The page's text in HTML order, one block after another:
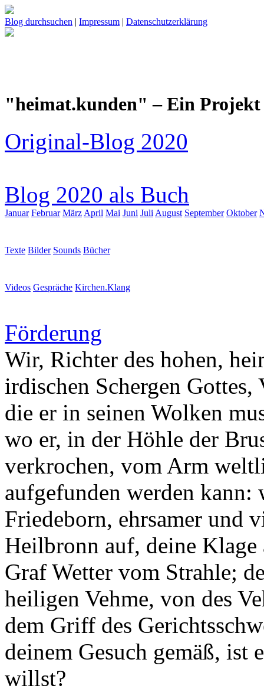
Blog durchsuchen | Impressum | Datenschutzerklärung
"heimat.kunden" – Ein
Original-Blog 2020
Blog 2020 als Buch
Januar Februar März April Mai Juni Juli August September Oktober
Texte Bilder Sounds Bücher
Videos Gespräche Kirchen.Klang
Förderung
Wir, Richter des hohen,
irdischen Schergen
die er in seinen Wolken
wo er, in der Höhle der
verkrochen, vom Arm
aufgefunden werden
Friedeborn, ehrsamer und
Heilbronn auf, deine
Graf Wetter vom Strahle;
heiligen Vehme, von des
dem Griff des
deinem Gesuch gemäß, ist
willst?